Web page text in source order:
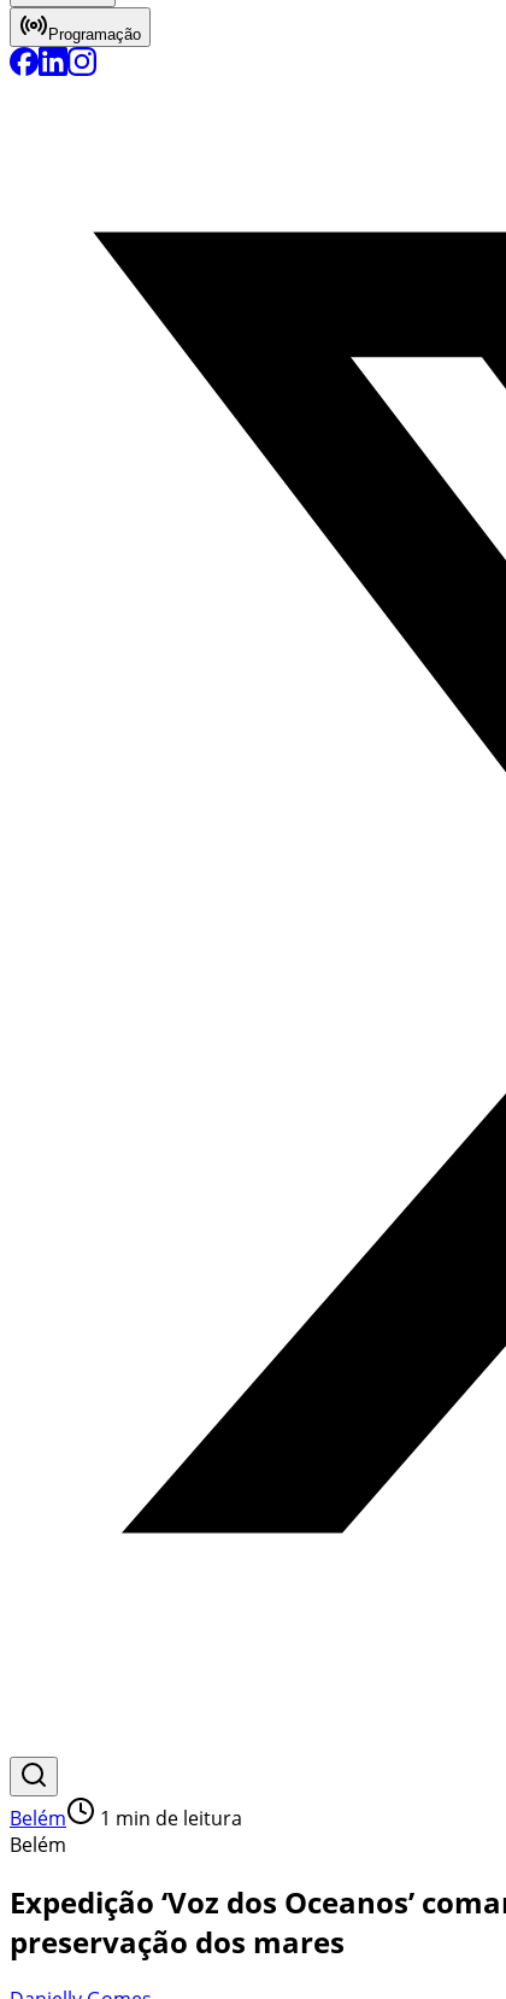
Programação
Belém 1 min de leitura
Belém
Expedição ‘Voz dos Oceanos’
preservação dos mares